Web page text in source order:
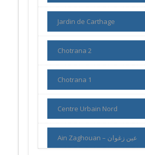
Jardin de Carthage
Chotrana 2
Chotrana 1
Centre Urbain Nord
Ain Zaghouan – عين زغوان